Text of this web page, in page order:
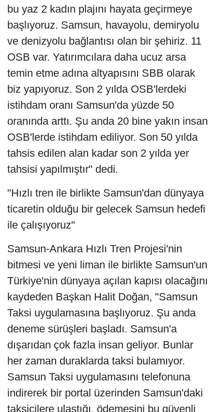
bu yaz 2 kadın plajını hayata geçirmeye
başlıyoruz. Samsun, havayolu, demiryolu
ve denizyolu bağlantısı olan bir şehiriz. 11
OSB var. Yatırımcılara daha ucuz arsa
temin etme adına altyapısını SBB olarak
biz yapıyoruz. Son 2 yılda OSB'lerdeki
istihdam oranı Samsun'da yüzde 50
oranında arttı. Şu anda 20 bine yakın insan
OSB'lerde istihdam ediliyor. Son 50 yılda
tahsis edilen alan kadar son 2 yılda yer
tahsisi yapılmıştır" dedi.
"Hızlı tren ile birlikte Samsun'dan dünyaya
ticaretin olduğu bir gelecek Samsun hedefi
ile çalışıyoruz"
Samsun-Ankara Hızlı Tren Projesi'nin
bitmesi ve yeni liman ile birlikte Samsun'un
Türkiye'nin dünyaya açılan kapısı olacağını
kaydeden Başkan Halit Doğan, "Samsun
Taksi uygulamasına başlıyoruz. Şu anda
deneme sürüşleri başladı. Samsun'a
dışarıdan çok fazla insan geliyor. Bunlar
her zaman duraklarda taksi bulamıyor.
Samsun Taksi uygulamasını telefonuna
indirerek bir portal üzerinden Samsun'daki
taksicilere ulaştığı, ödemesini bu güvenli